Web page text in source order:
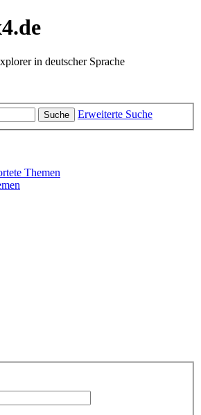
in deutscher Sprache
Suche Erweiterte Suche
Themen